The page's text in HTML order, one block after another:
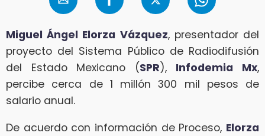
Miguel Ángel Elorza Vázquez, presentador del
proyecto del Sistema Público de Radiodifusión
del Estado Mexicano (SPR), Infodemia Mx,
percibe cerca de 1 millón 300 mil pesos de
salario anual.
De acuerdo con información de Proceso, Elorza